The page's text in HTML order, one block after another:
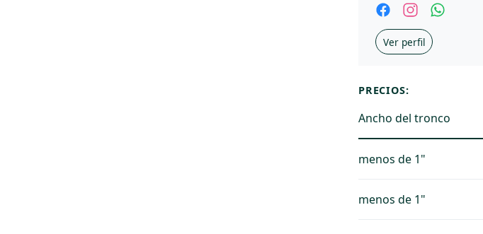
Ver perfil
PRECIOS:
Ancho del tronco
menos de 1"
menos de 1"